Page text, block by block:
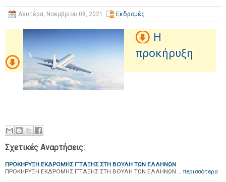
Δευτέρα, Νοεμβρίου 08, 2021 Εκδρομές
Η
προκήρυξη
Σχετικές Αναρτήσεις:
ΠΡΟΚΗΡΥΞΗ ΕΚΔΡΟΜΗΣ Γ΄ΤΑΞΗΣ ΣΤΗ ΒΟΥΛΗ ΤΩΝ ΕΛΛΗΝΩΝ
ΠΡΟΚΗΡΥΞΗ ΕΚΔΡΟΜΗΣ Γ΄ΤΑΞΗΣ ΣΤΗ ΒΟΥΛΗ ΤΩΝ ΕΛΛΗΝΩΝ … περισσότερα